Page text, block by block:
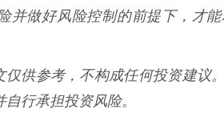
并做好风险控制的前提下，才
仅供参考，不构成任何投资建议
行承担投资风险。